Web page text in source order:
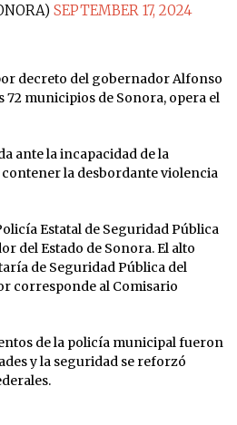
SEPTEMBER 17, 2024
decreto del gobernador Alfonso
72 municipios de Sonora, opera el
ante la incapacidad de la
la desbordante violencia
Estatal de Seguridad Pública
del Estado de Sonora. El alto
de Seguridad Pública del
corresponde al Comisario
de la policía municipal fueron
y la seguridad se reforzó